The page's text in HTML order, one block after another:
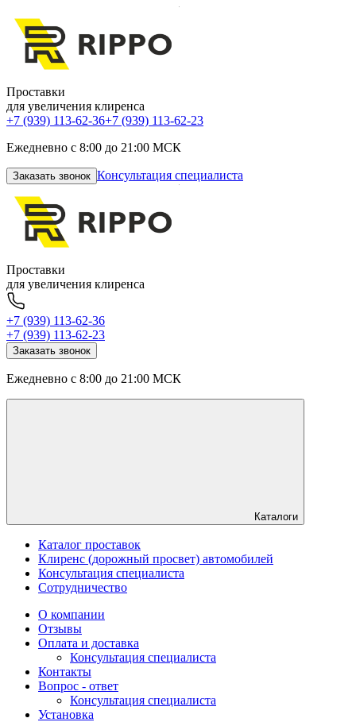
Проставки
для увеличения клиренса
+7 (939) 113-62-36+7 (939) 113-62-23
Ежедневно с 8:00 до 21:00 МСК
Заказать звонок Консультация специалиста
Проставки
для увеличения клиренса
+7 (939) 113-62-36
+7 (939) 113-62-23
Заказать звонок
Ежедневно с 8:00 до 21:00 МСК
Каталоги
Каталог проставок
Клиренс (дорожный просвет) автомобилей
Консультация специалиста
Сотрудничество
О компании
Отзывы
Оплата и доставка
Консультация специалиста
Контакты
Вопрос - ответ
Консультация специалиста
Установка